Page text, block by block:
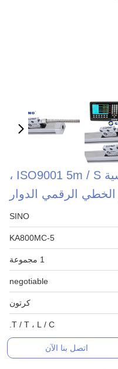
الموازين الخطية المغناطيسية ISO9001 5m / S ،
الخطي الرقمي الدوار
SINO
KA800MC-5
1 مجموعة
negotiable
كرتون
T / T ، L / C.
اتصل بنا الآن